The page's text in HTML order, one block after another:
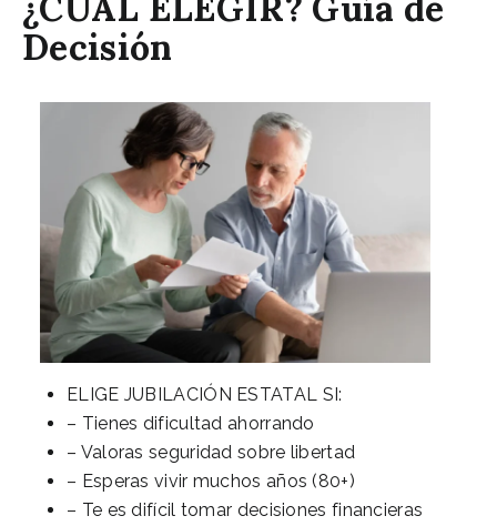
Decisión
ELIGE JUBILACIÓN ESTATAL SI:
– Tienes dificultad ahorrando
– Valoras seguridad sobre libertad
– Esperas vivir muchos años (80+)
– Te es difícil tomar decisiones financieras